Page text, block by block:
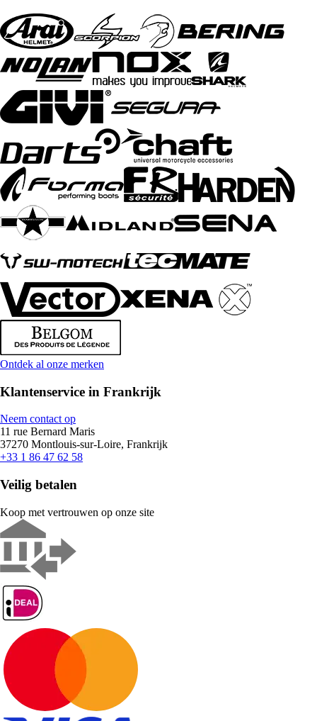
Ontdek al onze merken
Klantenservice in Frankrijk
Neem contact op
11 rue Bernard Maris
37270 Montlouis-sur-Loire, Frankrijk
+33 1 86 47 62 58
Veilig betalen
Koop met vertrouwen op onze site